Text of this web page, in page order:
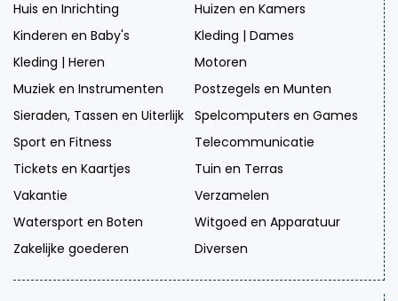
Huis en Inrichting
Huizen en Kamers
Kinderen en Baby's
Kleding | Dames
Kleding | Heren
Motoren
Muziek en Instrumenten
Postzegels en Munten
Sieraden, Tassen en Uiterlijk Spelcomputers en Games
Sport en Fitness
Telecommunicatie
Tickets en Kaartjes
Tuin en Terras
Vakantie
Verzamelen
Watersport en Boten
Witgoed en Apparatuur
Zakelijke goederen
Diversen